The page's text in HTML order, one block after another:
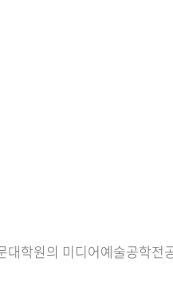
학원의 미디어예술공학전